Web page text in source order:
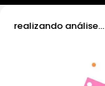
realizando análise…